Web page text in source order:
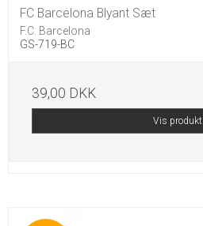
FC Barcelona Blyant Sæt
F.C. Barcelona
GS-719-BC
39,00 DKK
Vis produkt